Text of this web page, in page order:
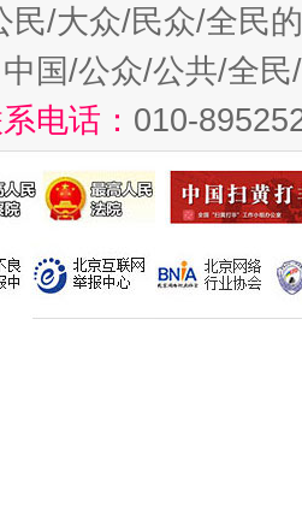
民/大众/民众/全民
中国/公众/公共/全
电话： 010-